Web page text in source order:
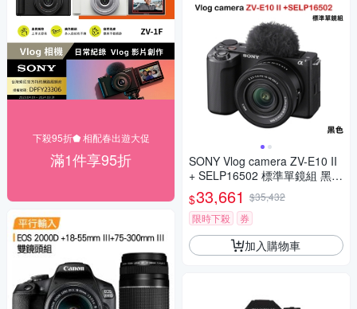
下殺95折⬟ 相配春出遊大促
滿1件享95折
SONY Vlog camera ZV-E10 II
+ SELP16502 標準單鏡組 黑
(公司貨) ZV-E10M2K
$33,661 $35,432
限時下殺
券
加入購物車